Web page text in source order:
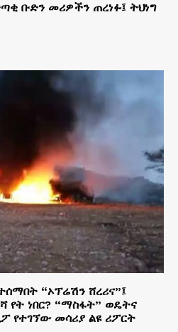
ቡድን መሪዎችን ጠረነፉ፤ ትህነግ
“ኦፕሬሽን ሸረሪና”፤
የት ነበር? “ማስፋት” ወዴትና
የተገኘው መሳሪያ ልዩ ሪፖርት